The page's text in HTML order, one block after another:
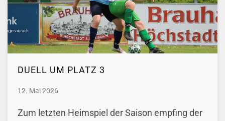
DUELL UM PLATZ 3
12. Mai 2026
Zum letzten Heimspiel der Saison empfing der